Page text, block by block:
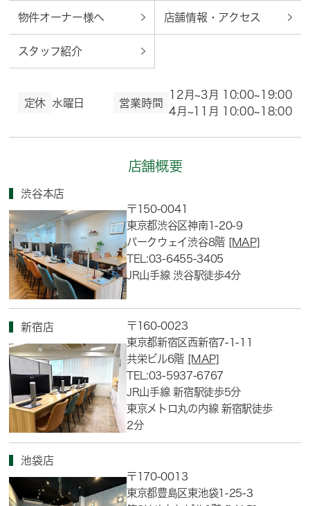
物件オーナー様へ 店舗情報・アクセス
スタッフ紹介
定休 水曜日 営業時間
12月~3月 10:00~19:00
4月~11月 10:00~18:00
店舗概要
渋谷本店
〒150-0041
東京都渋谷区神南1-20-9
パークウェイ渋谷8階 [MAP]
TEL:03-6455-3405
JR山手線 渋谷駅徒歩4分
新宿店
〒160-0023
東京都新宿区西新宿7-1-11
共栄ビル6階 [MAP]
TEL:03-5937-6767
JR山手線 新宿駅徒歩5分
東京メトロ丸の内線 新宿駅徒歩
2分
池袋店
〒170-0013
東京都豊島区東池袋1-25-3